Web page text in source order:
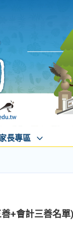
長專區
+會計三善名單)